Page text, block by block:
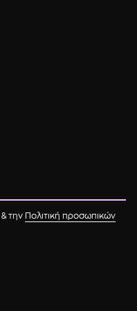
& την Πολιτική προσωπικών